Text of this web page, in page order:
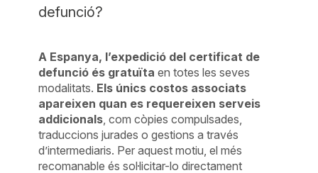
defunció?
A Espanya, l’expedició del certificat de
defunció és gratuïta en totes les seves
modalitats. Els únics costos associats
apareixen quan es requereixen serveis
addicionals, com còpies compulsades,
traduccions jurades o gestions a través
d’intermediaris. Per aquest motiu, el més
recomanable és sol·licitar-lo directament